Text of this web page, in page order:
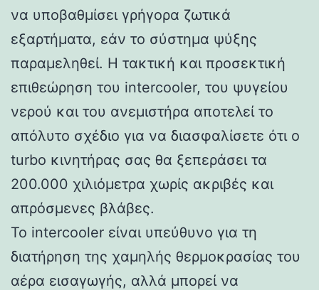
να υποβαθμίσει γρήγορα ζωτικά
εξαρτήματα, εάν το σύστημα ψύξης
παραμεληθεί. Η τακτική και προσεκτική
επιθεώρηση του intercooler, του ψυγείου
νερού και του ανεμιστήρα αποτελεί το
απόλυτο σχέδιο για να διασφαλίσετε ότι ο
turbo κινητήρας σας θα ξεπεράσει τα
200.000 χιλιόμετρα χωρίς ακριβές και
απρόσμενες βλάβες.
Το intercooler είναι υπεύθυνο για τη
διατήρηση της χαμηλής θερμοκρασίας του
αέρα εισαγωγής, αλλά μπορεί να